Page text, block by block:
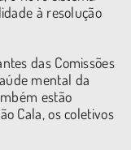
à resolução
das Comissões
mental da
estão
Cala, os coletivos